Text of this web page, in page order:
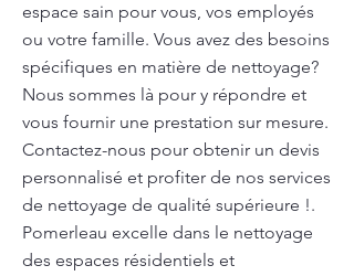
espace sain pour vous, vos employés
ou votre famille. Vous avez des besoins
spécifiques en matière de nettoyage?
Nous sommes là pour y répondre et
vous fournir une prestation sur mesure.
Contactez-nous pour obtenir un devis
personnalisé et profiter de nos services
de nettoyage de qualité supérieure !.
Pomerleau excelle dans le nettoyage
des espaces résidentiels et